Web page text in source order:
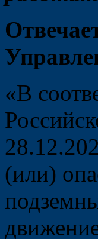
«В
(или)